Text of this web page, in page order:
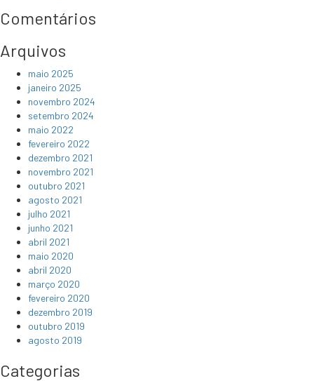
Comentários
Arquivos
maio 2025
janeiro 2025
novembro 2024
setembro 2024
maio 2022
fevereiro 2022
dezembro 2021
novembro 2021
outubro 2021
agosto 2021
julho 2021
junho 2021
abril 2021
maio 2020
abril 2020
março 2020
fevereiro 2020
dezembro 2019
outubro 2019
agosto 2019
Categorias